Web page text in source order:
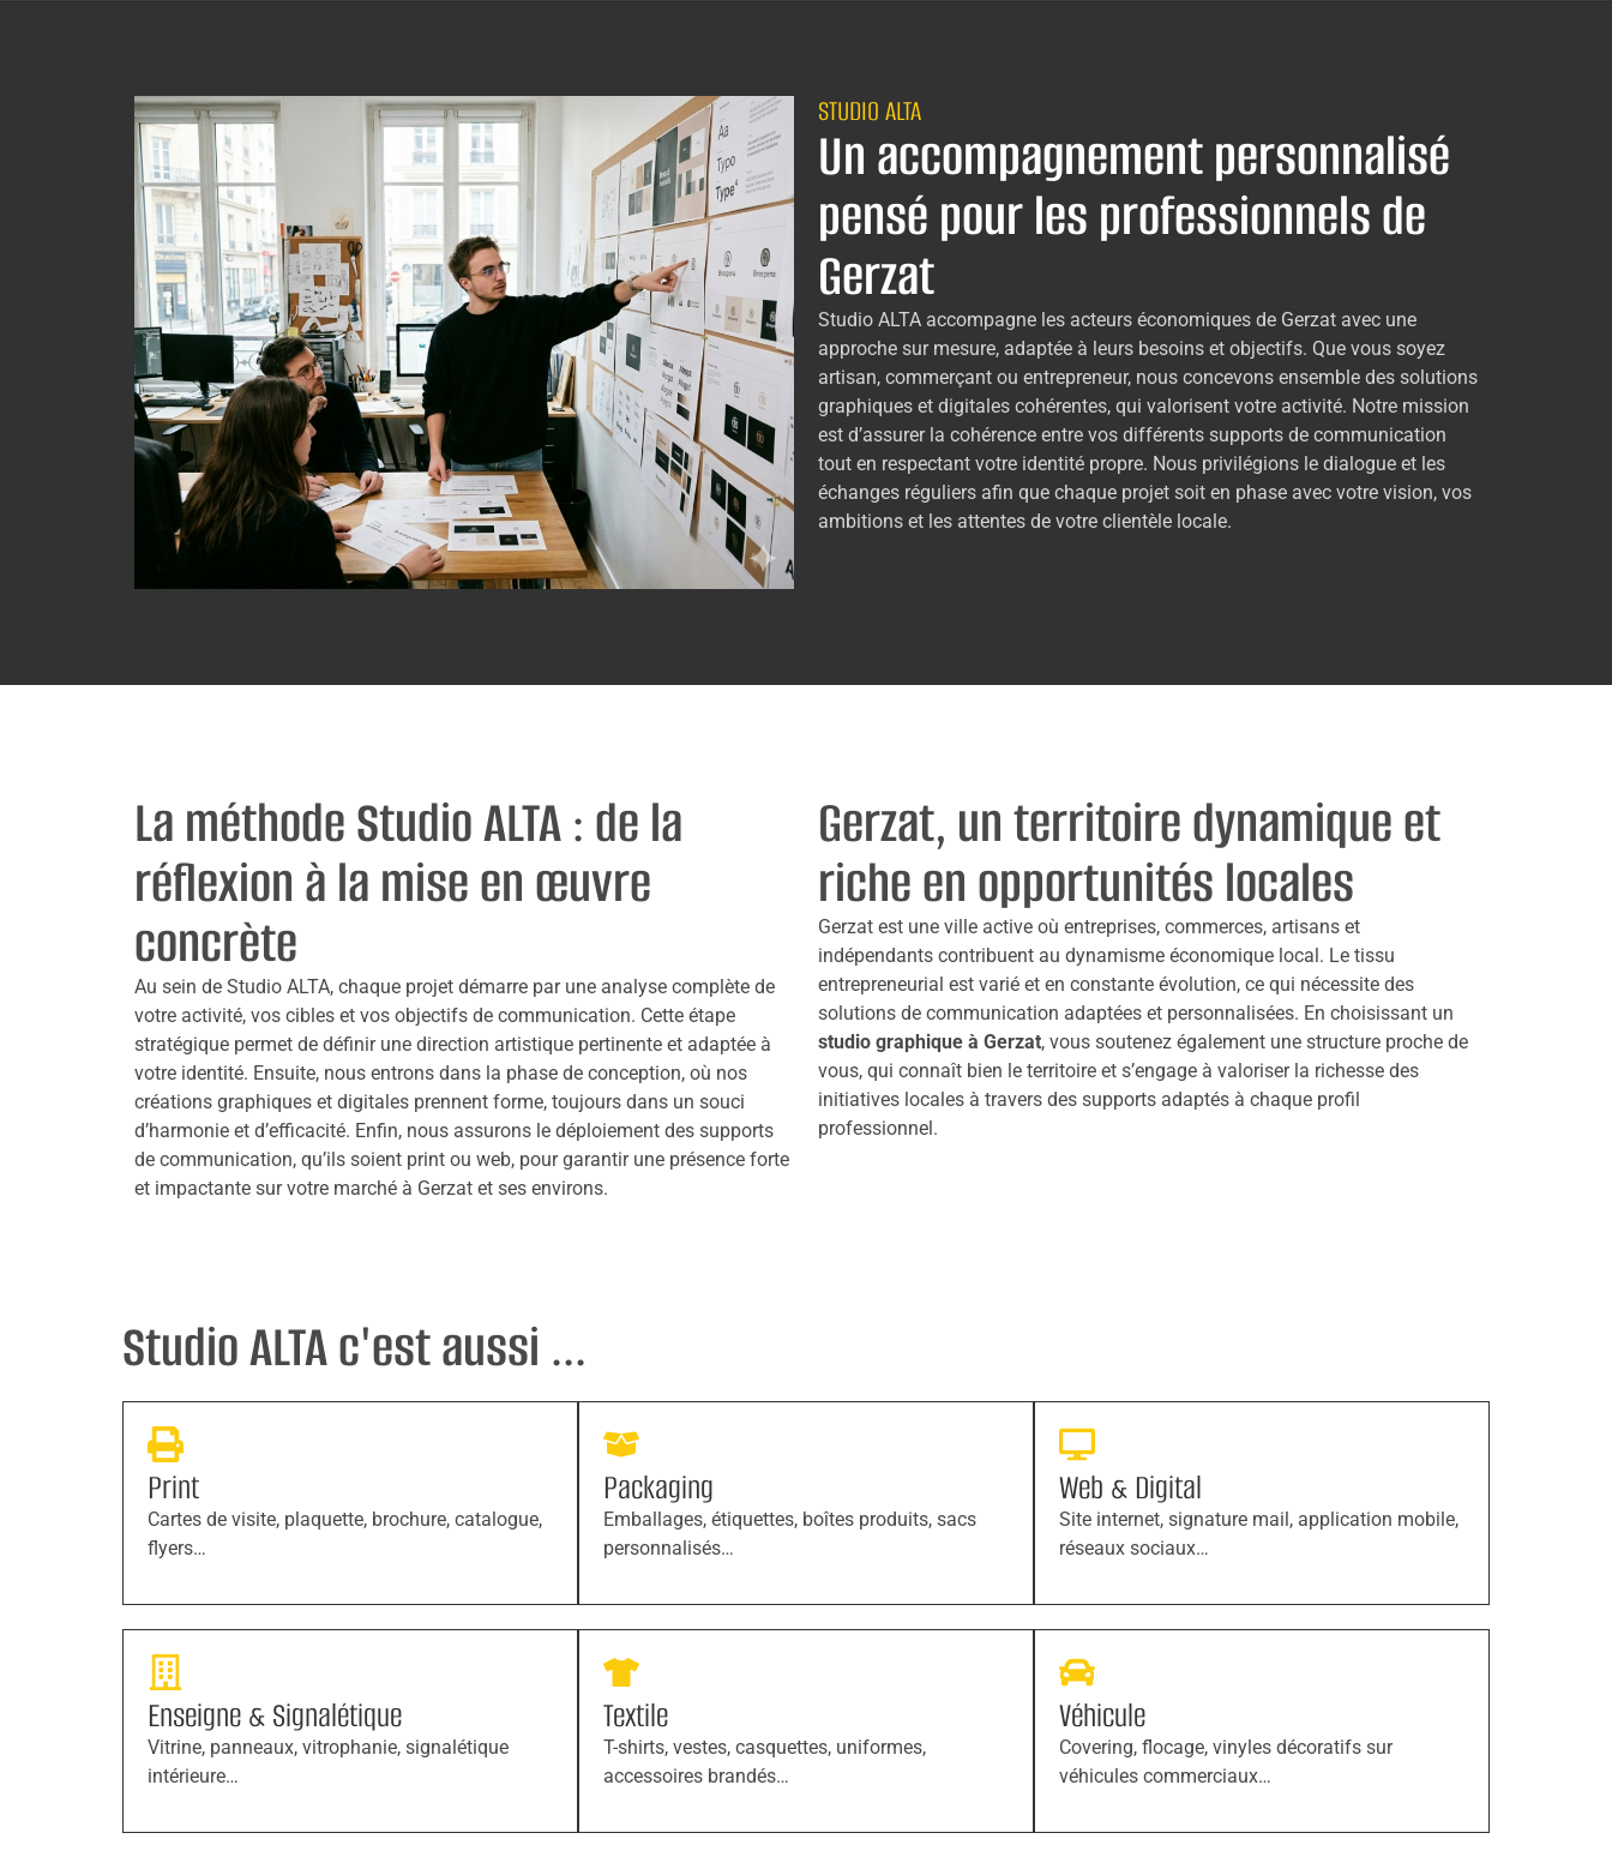
STUDIO ALTA
Un accompagnement personnalisé
pensé pour les professionnels de
Gerzat
Studio ALTA accompagne les acteurs économiques de Gerzat avec une
approche sur mesure, adaptée à leurs besoins et objectifs. Que vous soyez
artisan, commerçant ou entrepreneur, nous concevons ensemble des solutions
graphiques et digitales cohérentes, qui valorisent votre activité. Notre mission
est d’assurer la cohérence entre vos différents supports de communication
tout en respectant votre identité propre. Nous privilégions le dialogue et les
échanges réguliers afin que chaque projet soit en phase avec votre vision, vos
ambitions et les attentes de votre clientèle locale.
La méthode Studio ALTA : de la
réflexion à la mise en œuvre
concrète
Au sein de Studio ALTA, chaque projet démarre par une analyse complète de
votre activité, vos cibles et vos objectifs de communication. Cette étape
stratégique permet de définir une direction artistique pertinente et adaptée à
votre identité. Ensuite, nous entrons dans la phase de conception, où nos
créations graphiques et digitales prennent forme, toujours dans un souci
d’harmonie et d’efficacité. Enfin, nous assurons le déploiement des supports
de communication, qu’ils soient print ou web, pour garantir une présence forte
et impactante sur votre marché à Gerzat et ses environs.
Gerzat, un territoire dynamique et
riche en opportunités locales
Gerzat est une ville active où entreprises, commerces, artisans et
indépendants contribuent au dynamisme économique local. Le tissu
entrepreneurial est varié et en constante évolution, ce qui nécessite des
solutions de communication adaptées et personnalisées. En choisissant un
studio graphique à Gerzat, vous soutenez également une structure proche de
vous, qui connaît bien le territoire et s’engage à valoriser la richesse des
initiatives locales à travers des supports adaptés à chaque profil
professionnel.
Studio ALTA c'est aussi ...
Print
Cartes de visite, plaquette, brochure, catalogue,
flyers…
Packaging
Emballages, étiquettes, boîtes produits, sacs
personnalisés…
Web & Digital
Site internet, signature mail, application mobile,
réseaux sociaux…
Enseigne & Signalétique
Vitrine, panneaux, vitrophanie, signalétique
intérieure…
Textile
T-shirts, vestes, casquettes, uniformes,
accessoires brandés…
Véhicule
Covering, flocage, vinyles décoratifs sur
véhicules commerciaux…